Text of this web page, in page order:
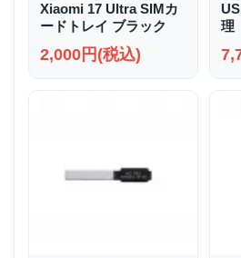
Xiaomi 17 Ultra SIMカ
ードトレイ ブラック
2,000円(税込)
理